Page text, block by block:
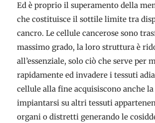
Ed è proprio il superamento della
che costituisce il sottile limite tra
cancro. Le cellule cancerose sono
massimo grado, la loro struttura è
all’essenziale, solo ciò che serve per
rapidamente ed invadere i tessuti
cellule alla fine acquisiscono anche
impiantarsi su altri tessuti
organi o distretti generando le